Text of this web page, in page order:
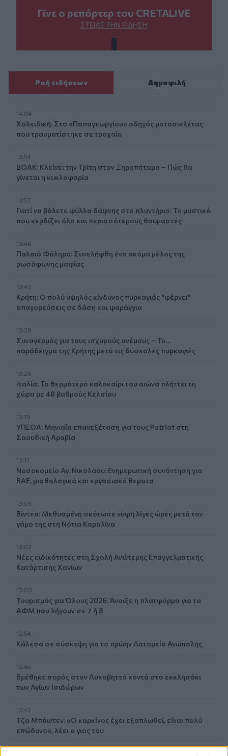
Γίνε ο ρεπόρτερ του CRETALIVE
ΣΤΕΊΛΕ ΤΗΝ ΕΊΔΗΣΗ
Ροή ειδήσεων Δημοφιλή
14:04
Χαλκιδική: Στο «Παπαγεωργίου» οδηγός μοτοσικλέτας
που τραυματίστηκε σε τροχαίο
13:54
ΒΟΑΚ: Κλείνει την Τρίτη στον Ξηροπόταμο – Πώς θα
γίνεται η κυκλοφορία
13:52
Γιατί να βάλετε φύλλα δάφνης στο πλυντήριο: Το μυστικό
που κερδίζει όλο και περισσότερους θαυμαστές
13:46
Παλαιό Φάληρο: Συνελήφθη ένα ακόμα μέλος της
ρωσόφωνης μαφίας
13:43
Κρήτη: Ο πολύ υψηλός κίνδυνος πυρκαγιάς "φέρνει"
απαγορεύσεις σε δάση και φαράγγια
13:28
Συναγερμός για τους ισχυρούς ανέμους – Το...
παράδειγμα της Κρήτης μετά τις δύσκολες πυρκαγιές
13:26
Ιταλία: Το θερμότερο καλοκαίρι του αιώνα πλήττει τη
χώρα με 48 βαθμούς Κελσίου
13:19
ΥΠΕΘΑ: Μηνιαία επανεξέταση για τους Patriot στη
Σαουδική Αραβία
13:11
Νοσοκομείο Αγ. Νικολάου: Ενημερωτική συνάντηση για
ΒΑΕ, μισθολογικά και εργασιακά θεματα
13:03
Βίντεο: Μεθυσμένη σκότωσε νύφη λίγες ώρες μετά τον
γάμο της στη Νότια Καρολίνα
13:02
Νέες ειδικότητες στη Σχολή Ανώτερης Επαγγελματικής
Κατάρτισης Χανίων
13:00
Τουρισμός για Όλους 2026: Άνοιξε η πλατφόρμα για τα
ΑΦΜ που λήγουν σε 7 ή 8
12:54
Κάλεσα σε σύσκεψη για το πρώην Λατομείο Ανώπολης
12:46
Βρέθηκε σορός στον Λυκαβηττό κοντά στο εκκλησάκι
των Αγίων Ισιδώρων
12:42
Τζο Μπάιντεν: «Ο καρκίνος έχει εξαπλωθεί, είναι πολύ
επώδυνο», λέει ο γιος του